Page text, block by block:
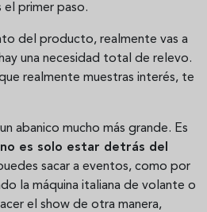
el primer paso.
del producto, realmente vas a
una necesidad total de relevo.
realmente muestras interés, te
abanico mucho más grande. Es
es solo estar detrás del
sacar a eventos, como por
la máquina italiana de volante o
el show de otra manera,